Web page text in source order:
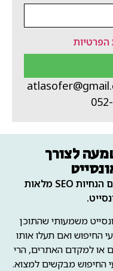
הפרטיות
לצורך
בכל תוכן שתקבלו ממני, יינתנו גם הנחיות SEO מלאות
משמעותי שהתוכן
החיפוש ואם תעלו אותו
או למקדם האתרים, הרי
החיפוש מבקשים למצוא.